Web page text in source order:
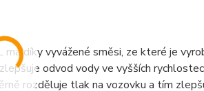
díky vyvážené směsi, ze které je
odvod vody ve vyšších
rozděluje tlak na vozovku a tím